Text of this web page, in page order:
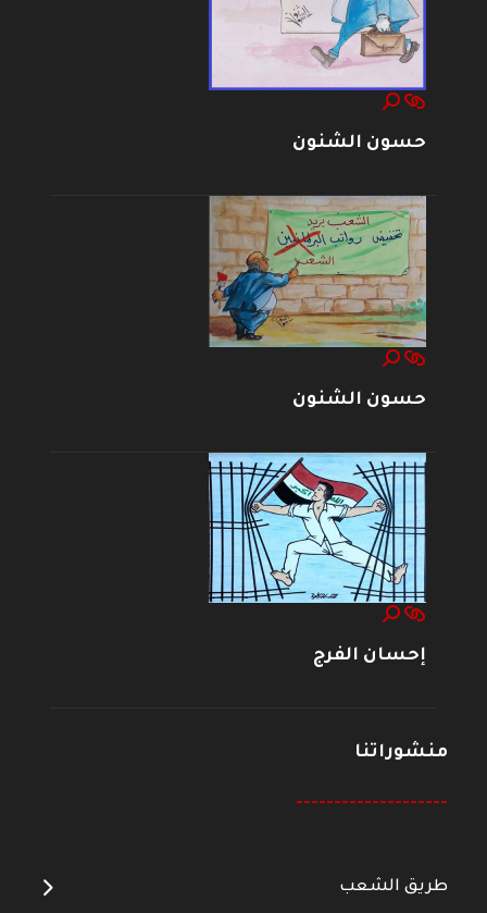
حسون الشنون
حسون الشنون
إحسان الفرج
منشوراتنا
--------------------
طريق الشعب